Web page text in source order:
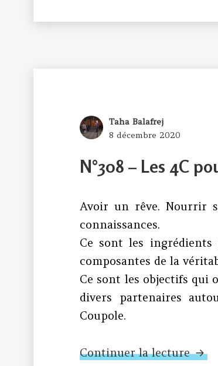
Author
Taha Balafrej
Posted
8 décembre 2020
N°308 – Les 4C
Avoir un rêve. Nourrir
connaissances.
Ce sont les ingrédients
composantes de la
Ce sont les objectifs qui
divers partenaires
Coupole.
Continuer la lecture